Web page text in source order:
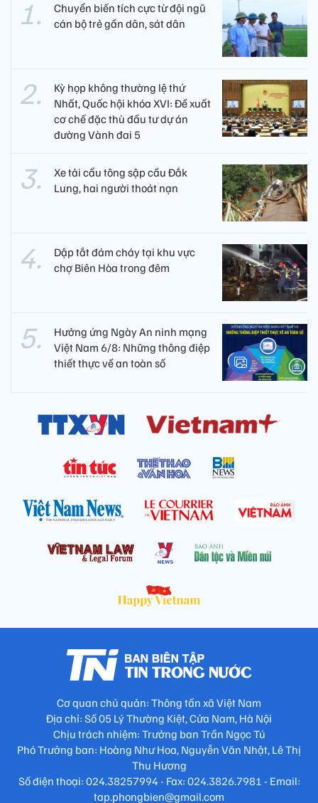
Chuyển biến tích cực từ đội ngũ
cán bộ trẻ gần dân, sát dân
Kỳ họp không thường lệ thứ
Nhất, Quốc hội khóa XVI: Đề xuất
cơ chế đặc thù đầu tư dự án
đường Vành đai 5
Xe tải cẩu tông sập cầu Đắk
Lung, hai người thoát nạn
Dập tắt đám cháy tại khu vực
chợ Biên Hòa trong đêm
Hưởng ứng Ngày An ninh mạng
Việt Nam 6/8: Những thông điệp
thiết thực về an toàn số
Cơ quan chủ quản: Thông tấn xã Việt Nam
Địa chỉ: Số 05 Lý Thường Kiệt, Cửa Nam, Hà Nội
Chịu trách nhiệm: Trưởng ban Trần Ngọc Tú
Phó Trưởng ban: Hoàng Như Hoa, Nguyễn Văn Nhật, Lê Thị
Thu Hương
Số điện thoại: 024.38257994 - Fax: 024.3826.7981 - Email:
tap.phongbien@gmail.com